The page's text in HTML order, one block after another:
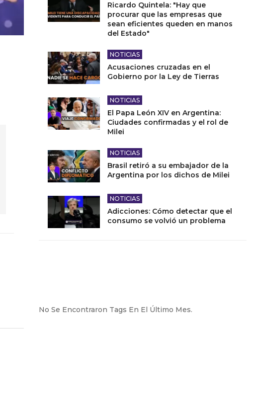
Ricardo Quintela: "Hay que
procurar que las empresas que
sean eficientes queden en manos
del Estado"
NOTICIAS
Acusaciones cruzadas en el
Gobierno por la Ley de Tierras
NOTICIAS
El Papa León XIV en Argentina:
Ciudades confirmadas y el rol de
Milei
NOTICIAS
Brasil retiró a su embajador de la
Argentina por los dichos de Milei
NOTICIAS
Adicciones: Cómo detectar que el
consumo se volvió un problema
No Se Encontraron Tags En El Último Mes.